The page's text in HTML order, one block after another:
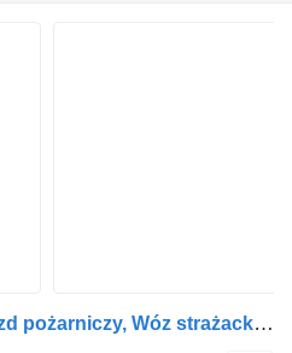
MAN Straż pożarna, Pojazd pożarniczy, Wóz strażacki, MAN średni GBA